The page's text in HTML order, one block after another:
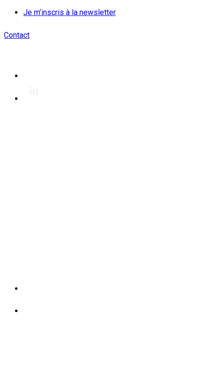
Je m’inscris à la newsletter
Contact